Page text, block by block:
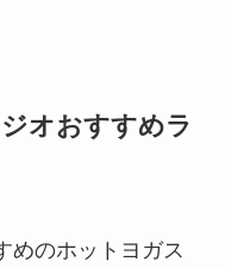
オおすすめラ
めのホットヨガス